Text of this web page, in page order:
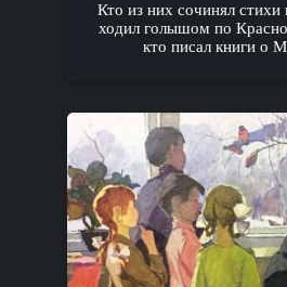
Кто из них сочинял
ходил голышом по
кто писал книги о